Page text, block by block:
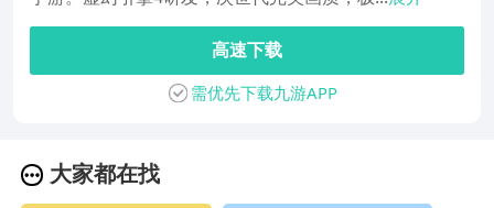
高速下载
需优先下载九游APP
大家都在找